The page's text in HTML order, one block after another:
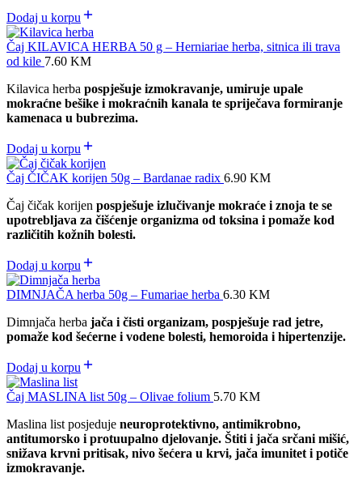
Dodaj u korpu
Čaj KILAVICA HERBA 50 g – Herniariae herba, sitnica ili trava
od kile 7.60 KM
Kilavica herba pospješuje izmokravanje, umiruje upale
mokraćne bešike i mokraćnih kanala te spriječava formiranje
kamenaca u bubrezima.
Dodaj u korpu
Čaj ČIČAK korijen 50g – Bardanae radix 6.90 KM
Čaj čičak korijen pospješuje izlučivanje mokraće i znoja te se
upotrebljava za čišćenje organizma od toksina i pomaže kod
različitih kožnih bolesti.
Dodaj u korpu
DIMNJAČA herba 50g – Fumariae herba 6.30 KM
Dimnjača herba jača i čisti organizam, pospješuje rad jetre,
pomaže kod šećerne i vodene bolesti, hemoroida i hipertenzije.
Dodaj u korpu
Čaj MASLINA list 50g – Olivae folium 5.70 KM
Maslina list posjeduje neuroprotektivno, antimikrobno,
antitumorsko i protuupalno djelovanje. Štiti i jača srčani mišić,
snižava krvni pritisak, nivo šećera u krvi, jača imunitet i potiče
izmokravanje.